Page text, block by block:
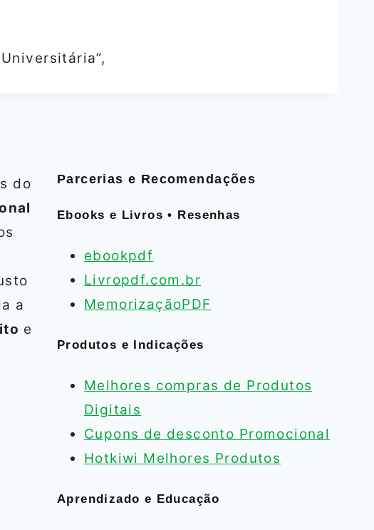
do
a
e
Parcerias e Recomendações
Ebooks e Livros • Resenhas
ebookpdf
Livropdf.com.br
MemorizaçãoPDF
Produtos e Indicações
Melhores compras de Produtos
Digitais
Cupons de desconto Promocional
Hotkiwi Melhores Produtos
Aprendizado e Educação